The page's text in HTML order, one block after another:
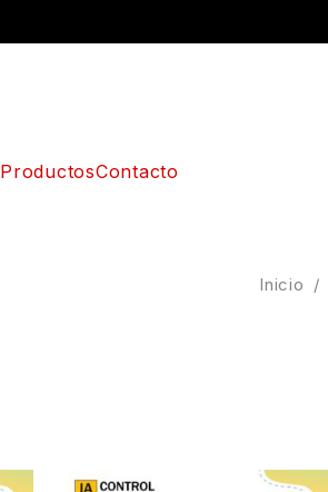
ProductosContacto
Inicio /